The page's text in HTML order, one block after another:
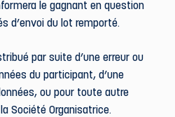
le gagnant en question
d’envoi du lot remporté.
par suite d’une erreur ou
du participant, d’une
ou pour toute autre
Société Organisatrice.